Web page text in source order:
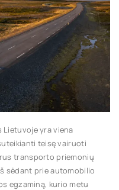
yra viena
teisę vairuoti
transporto priemonių
sėdant prie automobilio
egzaminą, kurio metu